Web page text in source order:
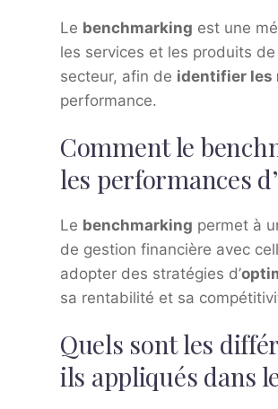
Le benchmarking est une
les services et les produits
secteur, afin de identifier les
performance.
Comment le
les performances
Le benchmarking permet à
de gestion financière avec
adopter des stratégies d’
sa rentabilité et sa
Quels sont les
ils appliqués dans